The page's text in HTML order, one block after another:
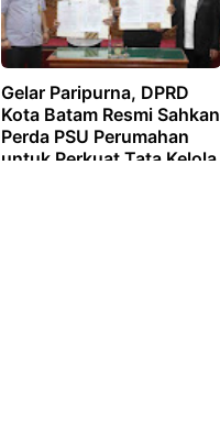
Gelar Paripurna, DPRD
Kota Batam Resmi Sahkan
Perda PSU Perumahan
untuk Perkuat Tata Kelola